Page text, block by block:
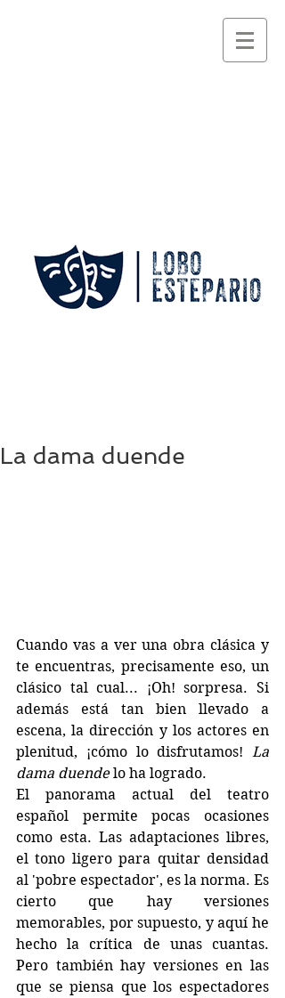
La dama duende
Cuando vas a ver una obra clásica y
te encuentras, precisamente eso, un
clásico tal cual... ¡Oh! sorpresa. Si
además está tan bien llevado a
escena, la dirección y los actores en
plenitud, ¡cómo lo disfrutamos! La
dama duende lo ha logrado.
El panorama actual del teatro
español permite pocas ocasiones
como esta. Las adaptaciones libres,
el tono ligero para quitar densidad
al 'pobre espectador', es la norma. Es
cierto que hay versiones
memorables, por supuesto, y aquí he
hecho la crítica de unas cuantas.
Pero también hay versiones en las
que se piensa que los espectadores